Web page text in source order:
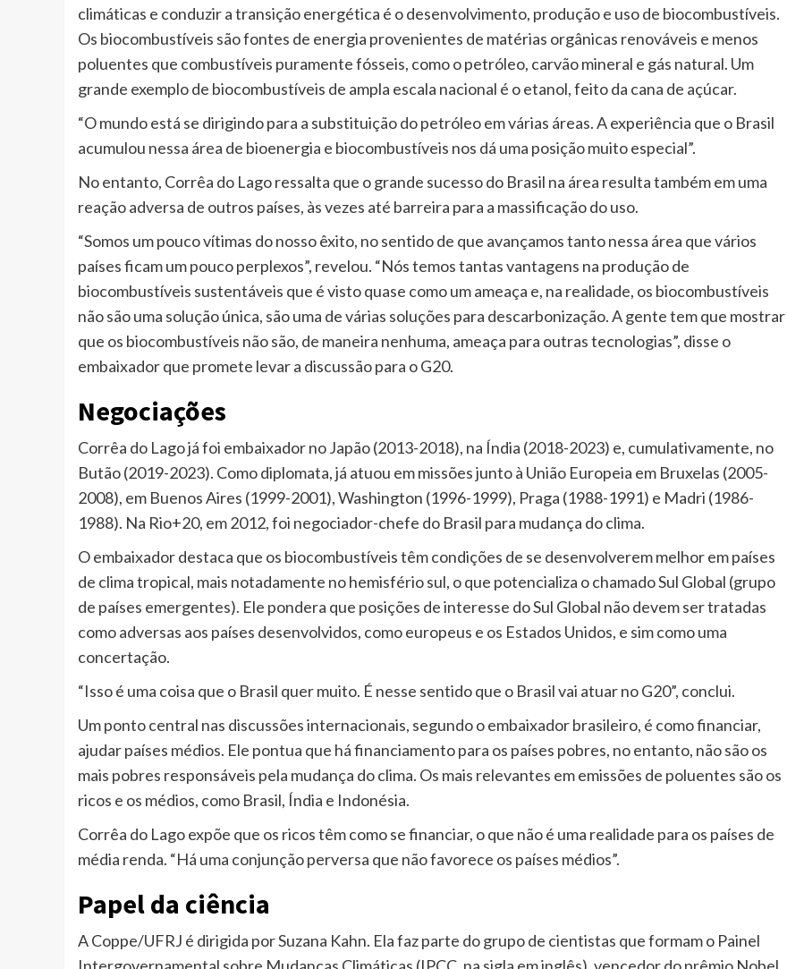
climáticas e conduzir a transição energética é o desenvolvimento, produção e uso de biocombustíveis.
Os biocombustíveis são fontes de energia provenientes de matérias orgânicas renováveis e menos
poluentes que combustíveis puramente fósseis, como o petróleo, carvão mineral e gás natural. Um
grande exemplo de biocombustíveis de ampla escala nacional é o etanol, feito da cana de açúcar.
“O mundo está se dirigindo para a substituição do petróleo em várias áreas. A experiência que o Brasil
acumulou nessa área de bioenergia e biocombustíveis nos dá uma posição muito especial”.
No entanto, Corrêa do Lago ressalta que o grande sucesso do Brasil na área resulta também em uma
reação adversa de outros países, às vezes até barreira para a massificação do uso.
“Somos um pouco vítimas do nosso êxito, no sentido de que avançamos tanto nessa área que vários
países ficam um pouco perplexos”, revelou. “Nós temos tantas vantagens na produção de
biocombustíveis sustentáveis que é visto quase como um ameaça e, na realidade, os biocombustíveis
não são uma solução única, são uma de várias soluções para descarbonização. A gente tem que mostrar
que os biocombustíveis não são, de maneira nenhuma, ameaça para outras tecnologias”, disse o
embaixador que promete levar a discussão para o G20.
Negociações
Corrêa do Lago já foi embaixador no Japão (2013-2018), na Índia (2018-2023) e, cumulativamente, no
Butão (2019-2023). Como diplomata, já atuou em missões junto à União Europeia em Bruxelas (2005-
2008), em Buenos Aires (1999-2001), Washington (1996-1999), Praga (1988-1991) e Madri (1986-
1988). Na Rio+20, em 2012, foi negociador-chefe do Brasil para mudança do clima.
O embaixador destaca que os biocombustíveis têm condições de se desenvolverem melhor em países
de clima tropical, mais notadamente no hemisfério sul, o que potencializa o chamado Sul Global (grupo
de países emergentes). Ele pondera que posições de interesse do Sul Global não devem ser tratadas
como adversas aos países desenvolvidos, como europeus e os Estados Unidos, e sim como uma
concertação.
“Isso é uma coisa que o Brasil quer muito. É nesse sentido que o Brasil vai atuar no G20”, conclui.
Um ponto central nas discussões internacionais, segundo o embaixador brasileiro, é como financiar,
ajudar países médios. Ele pontua que há financiamento para os países pobres, no entanto, não são os
mais pobres responsáveis pela mudança do clima. Os mais relevantes em emissões de poluentes são os
ricos e os médios, como Brasil, Índia e Indonésia.
Corrêa do Lago expõe que os ricos têm como se financiar, o que não é uma realidade para os países de
média renda. “Há uma conjunção perversa que não favorece os países médios”.
Papel da ciência
A Coppe/UFRJ é dirigida por Suzana Kahn. Ela faz parte do grupo de cientistas que formam o Painel